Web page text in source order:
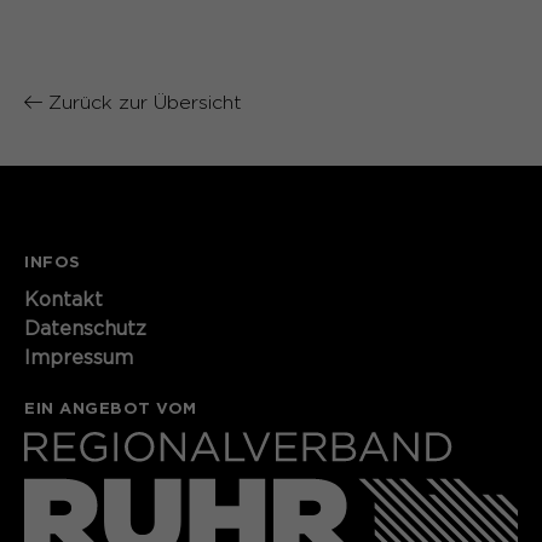
Laufzeit 1 Monat
Speichert den Zustimmungsstatus des
Zurück zur Übersicht
INFOS
Kontakt​​​​​
Datenschutz
Impressum
EIN ANGEBOT VOM